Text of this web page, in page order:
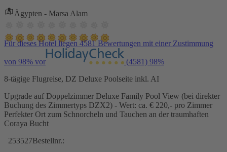
Ägypten - Marsa Alam
Für dieses Hotel liegen 4581 Bewertungen mit einer Zustimmung
von 98% vor (4581) 98%
8-tägige Flugreise, DZ Deluxe Poolseite inkl. AI
Upgrade auf Doppelzimmer Deluxe Family Pool View (bei direkter
Buchung des Zimmertyps DZX2) - Wert: ca. € 220,- pro Zimmer
Perfekter Ort zum Schnorcheln und Tauchen an der traumhaften
Coraya Bucht
253527Bestellnr.: